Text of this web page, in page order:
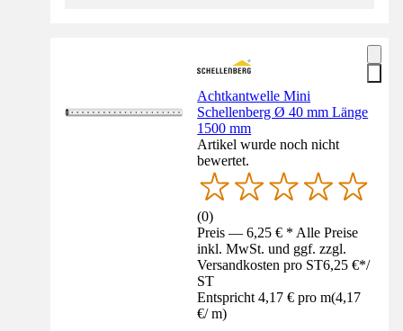
Achtkantwelle Mini
Schellenberg Ø 40 mm Länge
1500 mm
Artikel wurde noch nicht
bewertet.
(0)
Preis — 6,25 € * Alle Preise
inkl. MwSt. und ggf. zzgl.
Versandkosten pro ST6,25 €*/
ST
Entspricht 4,17 € pro m(4,17
€/ m)